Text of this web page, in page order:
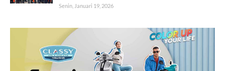
Senin, Januari 19, 2026